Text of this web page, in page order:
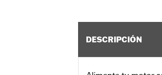
DESCRIPCIÓN